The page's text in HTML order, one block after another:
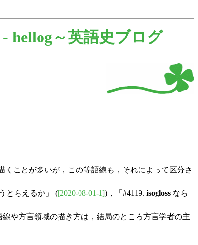
hellog～英語史ブログ
くことが多いが，この等語線も，それによって区分さ
とらえるか」 ([2020-08-01-1])，「#4119. isogloss なら
や方言領域の描き方は，結局のところ方言学者の主